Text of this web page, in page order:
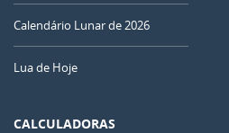
Calendário Lunar de 2026
Lua de Hoje
CALCULADORAS